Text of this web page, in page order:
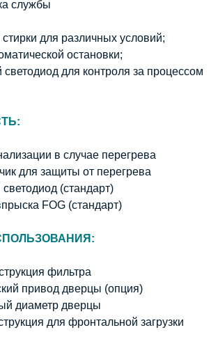
службы
для различных условий;
остановки;
для контроля за процессом
в случае перегрева
для защиты от перегрева
(стандарт)
FOG (стандарт)
фильтра
привод дверцы (опция)
диаметр дверцы
для фронтальной загрузки